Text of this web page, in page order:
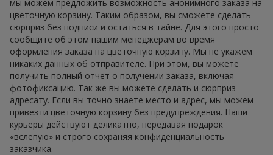
мы можем предложить возможность анонимного заказа на
цветочную корзину. Таким образом, вы сможете сделать
сюрприз без подписи и остаться в тайне. Для этого просто
сообщите об этом нашим менеджерам во время
оформления заказа на цветочную корзину. Мы не укажем
никаких данных об отправителе. При этом, вы можете
получить полный отчет о получении заказа, включая
фотофиксацию. Так же вы можете сделать и сюрприз
адресату. Если вы точно знаете место и адрес, мы можем
привезти цветочную корзину без предупреждения. Наши
курьеры действуют деликатно, передавая подарок
«вслепую» и строго сохраняя конфиденциальность
заказчика.